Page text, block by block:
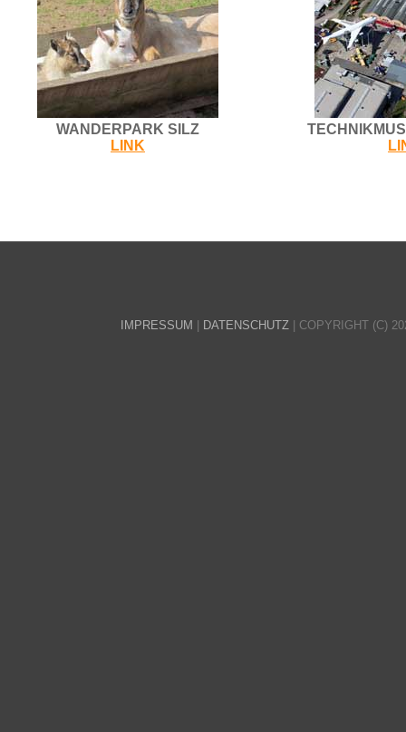
WANDERPARK SILZ
LINK
IMPRESSUM DATENSCHUTZ | COPYRIGHT (C)